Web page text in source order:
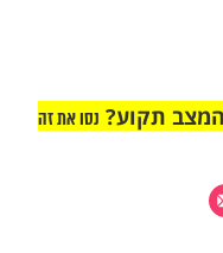
פירות או
ואינו נחשב
בכך. אבל
או לאחר